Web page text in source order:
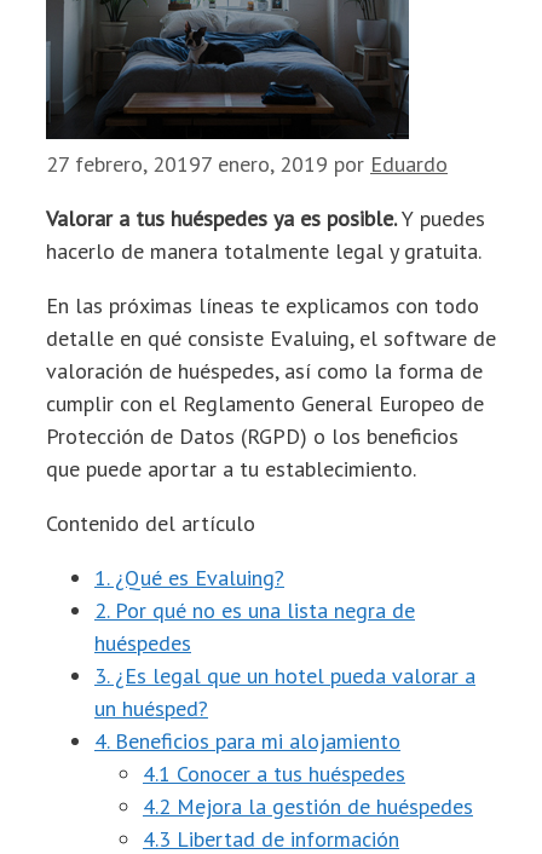
27 febrero, 20197 enero, 2019 por Eduardo
Valorar a tus huéspedes ya es posible.Y puedes
hacerlo de manera totalmente legal y gratuita.
En las próximas líneas te explicamos con todo
detalle en qué consiste Evaluing, el software de
valoración de huéspedes, así como la forma de
cumplir con el Reglamento General Europeo de
Protección de Datos (RGPD) o los beneficios
que puede aportar a tu establecimiento.
Contenido del artículo
1. ¿Qué es Evaluing?
2. Por qué no es una lista negra de
huéspedes
3. ¿Es legal que un hotel pueda valorar a
un huésped?
4. Beneficios para mi alojamiento
4.1 Conocer a tus huéspedes
4.2 Mejora la gestión de huéspedes
4.3 Libertad de información